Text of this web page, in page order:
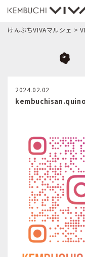
けんぶちVIVAマルシェ >
2024.02.02